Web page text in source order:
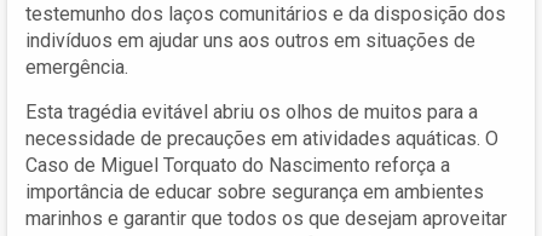
testemunho dos laços comunitários e da disposição dos
indivíduos em ajudar uns aos outros em situações de
emergência.
Esta tragédia evitável abriu os olhos de muitos para a
necessidade de precauções em atividades aquáticas. O
Caso de Miguel Torquato do Nascimento reforça a
importância de educar sobre segurança em ambientes
marinhos e garantir que todos os que desejam aproveitar